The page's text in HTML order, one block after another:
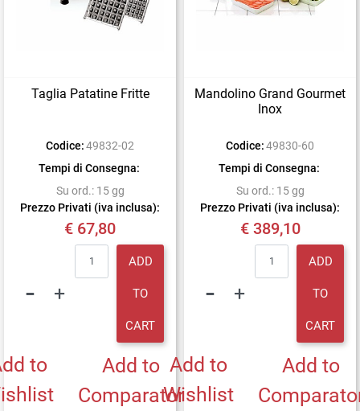
Taglia Patatine Fritte
Codice: 49832-02
Tempi di Consegna:
Su ord.: 15 gg
Prezzo Privati (iva inclusa):
€ 67,80
ADD
TO
CART
to
Add to
Comparator
Mandolino Grand Gourmet
Inox
Codice: 49830-60
Tempi di Consegna:
Su ord.: 15 gg
Prezzo Privati (iva inclusa):
€ 389,10
ADD
TO
CART
Add to
Wishlist
Add to